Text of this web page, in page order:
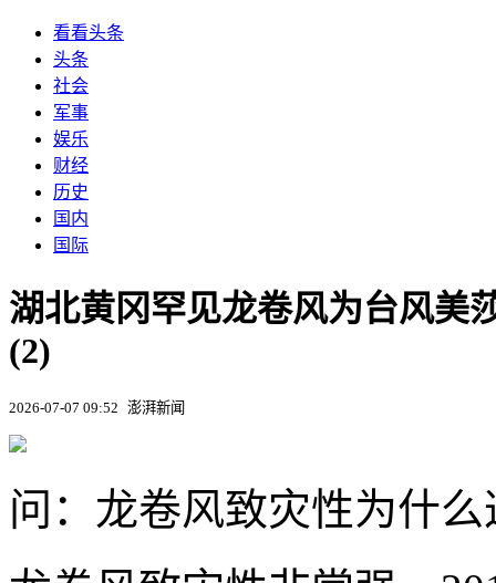
看看头条
头条
社会
军事
娱乐
财经
历史
国内
国际
湖北黄冈罕见龙卷风为台风美
(2)
2026-07-07 09:52 澎湃新闻
问：龙卷风致灾性为什